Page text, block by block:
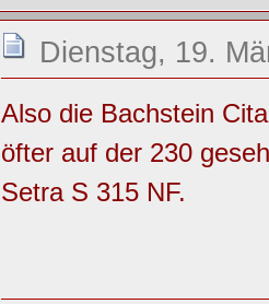
Dienstag, 19.
Also die Bachstein
öfter auf der 230
Setra S 315 NF.